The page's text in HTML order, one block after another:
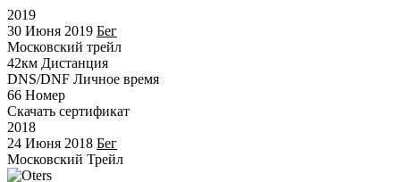
2019
30 Июня 2019 Бег
Московский трейл
42км Дистанция
DNS/DNF Личное время
66 Номер
Скачать сертификат
2018
24 Июня 2018 Бег
Московский Трейл